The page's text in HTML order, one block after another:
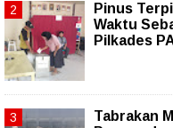
Pinus
Waktu
Pilkades
Tabrakan